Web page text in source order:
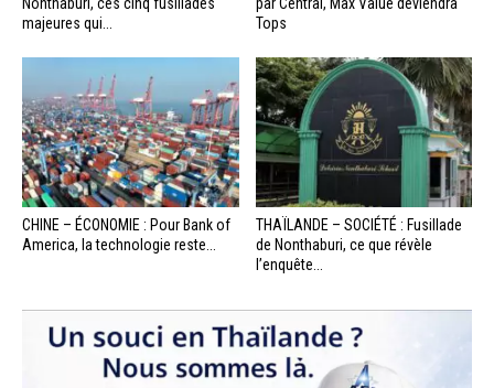
Nonthaburi, ces cinq fusillades
majeures qui...
par Central, Max Value deviendra
Tops
CHINE – ÉCONOMIE : Pour Bank of
America, la technologie reste...
THAÏLANDE – SOCIÉTÉ : Fusillade
de Nonthaburi, ce que révèle
l’enquête...